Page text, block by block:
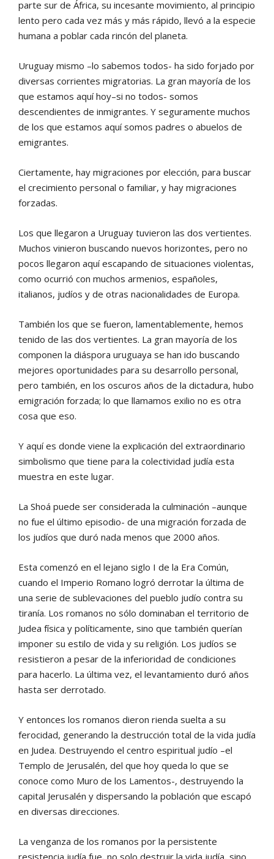
parte sur de África, su incesante movimiento, al principio
lento pero cada vez más y más rápido, llevó a la especie
humana a poblar cada rincón del planeta.
Uruguay mismo –lo sabemos todos- ha sido forjado por
diversas corrientes migratorias. La gran mayoría de los
que estamos aquí hoy–si no todos- somos
descendientes de inmigrantes. Y seguramente muchos
de los que estamos aquí somos padres o abuelos de
emigrantes.
Ciertamente, hay migraciones por elección, para buscar
el crecimiento personal o familiar, y hay migraciones
forzadas.
Los que llegaron a Uruguay tuvieron las dos vertientes.
Muchos vinieron buscando nuevos horizontes, pero no
pocos llegaron aquí escapando de situaciones violentas,
como ocurrió con muchos armenios, españoles,
italianos, judíos y de otras nacionalidades de Europa.
También los que se fueron, lamentablemente, hemos
tenido de las dos vertientes. La gran mayoría de los
componen la diáspora uruguaya se han ido buscando
mejores oportunidades para su desarrollo personal,
pero también, en los oscuros años de la dictadura, hubo
emigración forzada; lo que llamamos exilio no es otra
cosa que eso.
Y aquí es donde viene la explicación del extraordinario
simbolismo que tiene para la colectividad judía esta
muestra en este lugar.
La Shoá puede ser considerada la culminación –aunque
no fue el último episodio- de una migración forzada de
los judíos que duró nada menos que 2000 años.
Esta comenzó en el lejano siglo I de la Era Común,
cuando el Imperio Romano logró derrotar la última de
una serie de sublevaciones del pueblo judío contra su
tiranía. Los romanos no sólo dominaban el territorio de
Judea física y políticamente, sino que también querían
imponer su estilo de vida y su religión. Los judíos se
resistieron a pesar de la inferioridad de condiciones
para hacerlo. La última vez, el levantamiento duró años
hasta ser derrotado.
Y entonces los romanos dieron rienda suelta a su
ferocidad, generando la destrucción total de la vida judía
en Judea. Destruyendo el centro espiritual judío –el
Templo de Jerusalén, del que hoy queda lo que se
conoce como Muro de los Lamentos-, destruyendo la
capital Jerusalén y dispersando la población que escapó
en diversas direcciones.
La venganza de los romanos por la persistente
resistencia judía fue, no solo destruir la vida judía, sino